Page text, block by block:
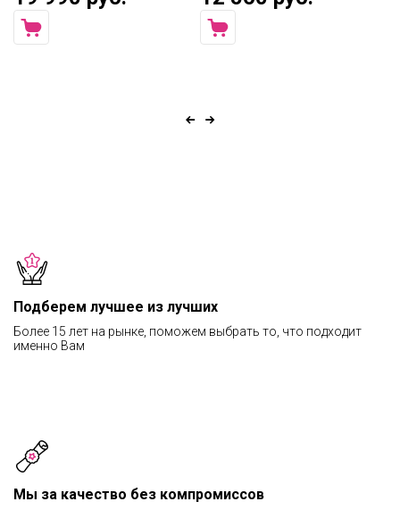
Подберем лучшее из лучших
Более 15 лет на рынке, поможем выбрать то, что подходит
именно Вам
Мы за качество без компромиссов